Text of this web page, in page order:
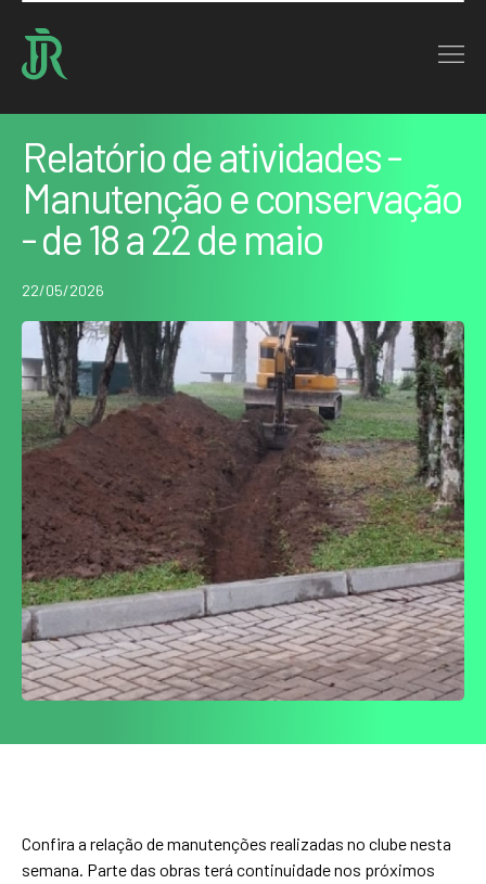
Home : Noticias : Relatório de atividades - Manutenção e conservação - de 18…
Relatório de atividades -
Manutenção e conservação
- de 18 a 22 de maio
22/05/2026
Confira a relação de manutenções realizadas no clube nesta
semana. Parte das obras terá continuidade nos próximos